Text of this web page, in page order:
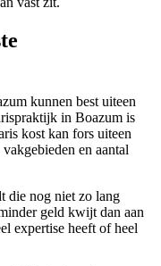
kunnen best uiteen
in Boazum is
kost kan fors uiteen
en aantal
die nog niet zo lang
geld kwijt dan aan
expertise heeft of heel